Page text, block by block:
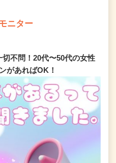
ニター
不問！20代〜50代の女性
があればOK！